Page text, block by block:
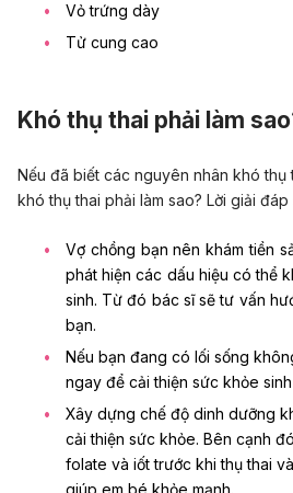
Vỏ trứng dày
Tử cung cao
Khó thụ thai phải làm
Nếu đã biết các nguyên nhân khó thụ
khó thụ thai phải làm sao? Lời giải
Vợ chồng bạn nên khám tiền
phát hiện các dấu hiệu có thể
sinh. Từ đó bác sĩ sẽ tư vấn
bạn.
Nếu bạn đang có lối sống
ngay để cải thiện sức khỏe
Xây dựng chế độ dinh dưỡng
cải thiện sức khỏe. Bên cạnh
folate và iốt trước khi thụ thai
giúp em bé khỏe mạnh.